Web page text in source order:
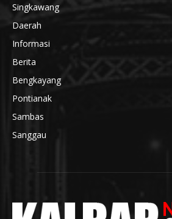
Singkawang
Daerah
Informasi
Berita
Bengkayang
Pontianak
Sambas
Sanggau